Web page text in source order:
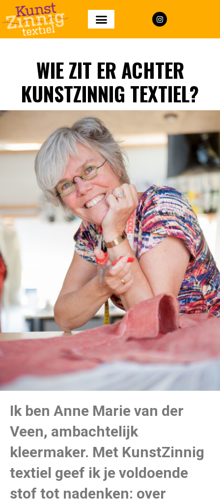
WIE ZIT ER ACHTER
KUNSTZINNIG TEXTIEL?
Ik ben Anne Marie van der
Veen, ambachtelijk
kleermaker. Met KunstZinnig
textiel geef ik je voldoende
stof tot nadenken: over